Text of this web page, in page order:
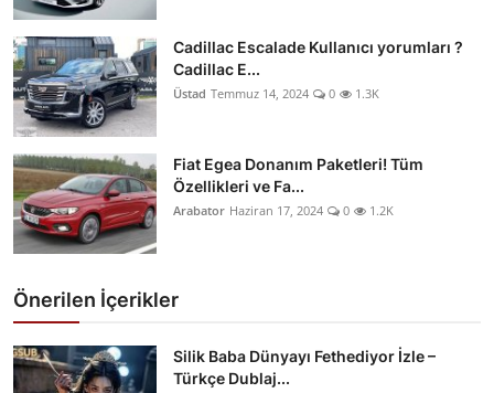
Cadillac Escalade Kullanıcı yorumları ?
Cadillac E...
Üstad Temmuz 14, 2024 0 1.3K
Fiat Egea Donanım Paketleri! Tüm
Özellikleri ve Fa...
Arabator Haziran 17, 2024 0 1.2K
Önerilen İçerikler
Silik Baba Dünyayı Fethediyor İzle –
Türkçe Dublaj...